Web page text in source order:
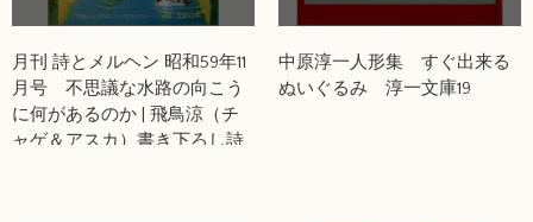
月刊 詩とメルヘン 昭和59年11
月号 不思議な水路の向こう
に何があるのか | 飛鳥涼（チ
ャゲ＆アスカ）書き下ろし詩
中原淳一人形集 すぐ出来る
ぬいぐるみ 淳一文庫19